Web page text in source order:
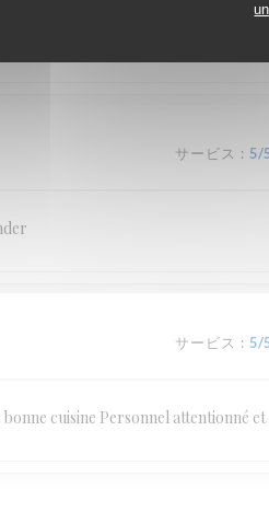
excellents, nous y reviendrons !
サービス : 5/
サービス : 5/
cuisine Personnel attentionné